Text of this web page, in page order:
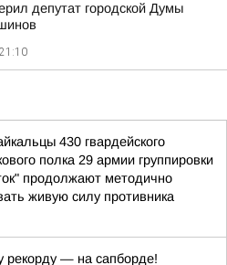
депутат городской Думы
430 гвардейского
полка 29 армии группировки
продолжают методично
живую силу противника
рекорду — на сапборде!